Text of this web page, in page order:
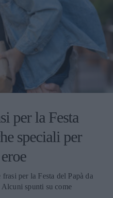
per la Festa
speciali per
per la Festa del Papà da
Alcuni spunti su come